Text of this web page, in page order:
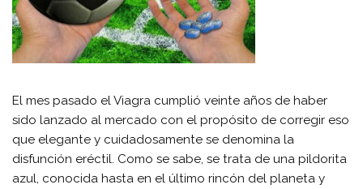
El mes pasado el Viagra cumplió veinte años de haber
sido lanzado al mercado con el propósito de corregir eso
que elegante y cuidadosamente se denomina la
disfunción eréctil. Como se sabe, se trata de una pildorita
azul, conocida hasta en el último rincón del planeta y